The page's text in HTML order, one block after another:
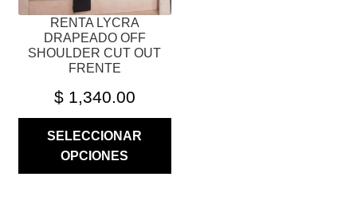
RENTA LYCRA
DRAPEADO OFF
SHOULDER CUT OUT
FRENTE
$1,340.00
SELECCIONAR
OPCIONES
PÁGINA
PRODUCTO